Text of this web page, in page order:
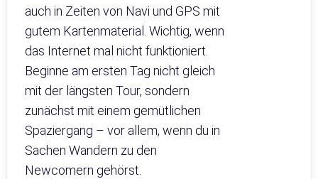
auch in Zeiten von Navi und GPS mit
gutem Kartenmaterial. Wichtig, wenn
das Internet mal nicht funktioniert.
Beginne am ersten Tag nicht gleich
mit der längsten Tour, sondern
zunächst mit einem gemütlichen
Spaziergang – vor allem, wenn du in
Sachen Wandern zu den
Newcomern gehörst.